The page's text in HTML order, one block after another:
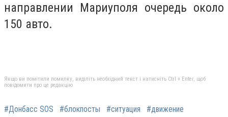
направлении Мариуполя очередь около
150 авто.
Якщо ви помітили помилку, виділіть необхідний текст і натисніть Ctrl + Enter, щоб
повідомити про це редакцію
#Донбасс SOS #блокпосты #ситуация #движение